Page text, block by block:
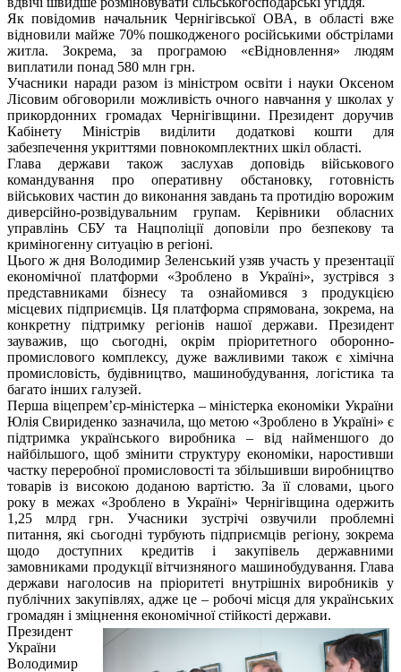
Як повідомив начальник Чернігівської ОВА, в області вже
відновили майже 70% пошкодженого російськими обстрілами
житла. Зокрема, за програмою «єВідновлення» людям
виплатили понад 580 млн грн.
Учасники наради разом із міністром освіти і науки Оксеном
Лісовим обговорили можливість очного навчання у школах у
прикордонних громадах Чернігівщини. Президент доручив
Кабінету Міністрів виділити додаткові кошти для
забезпечення укриттями повнокомплектних шкіл області.
Глава держави також заслухав доповідь військового
командування про оперативну обстановку, готовність
військових частин до виконання завдань та протидію ворожим
диверсійно-розвідувальним групам. Керівники обласних
управлінь СБУ та Нацполіції доповіли про безпекову та
криміногенну ситуацію в регіоні.
Цього ж дня Володимир Зеленський узяв участь у презентації
економічної платформи «Зроблено в Україні», зустрівся з
представниками бізнесу та ознайомився з продукцією
місцевих підприємців. Ця платформа спрямована, зокрема, на
конкретну підтримку регіонів нашої держави. Президент
зауважив, що сьогодні, окрім пріоритетного оборонно-
промислового комплексу, дуже важливими також є хімічна
промисловість, будівництво, машинобудування, логістика та
багато інших галузей.
Перша віцепрем’єр-міністерка – міністерка економіки України
Юлія Свириденко зазначила, що метою «Зроблено в Україні» є
підтримка українського виробника – від найменшого до
найбільшого, щоб змінити структуру економіки, наростивши
частку переробної промисловості та збільшивши виробництво
товарів із високою доданою вартістю. За її словами, цього
року в межах «Зроблено в Україні» Чернігівщина одержить
1,25 млрд грн. Учасники зустрічі озвучили проблемні
питання, які сьогодні турбують підприємців регіону, зокрема
щодо доступних кредитів і закупівель державними
замовниками продукції вітчизняного машинобудування. Глава
держави наголосив на пріоритеті внутрішніх виробників у
публічних закупівлях, адже це – робочі місця для українських
громадян і зміцнення економічної стійкості держави.
Президент
України
Володимир